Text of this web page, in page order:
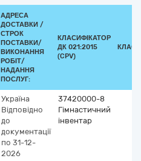
АДРЕСА
ДОСТАВКИ /
СТРОК
ПОСТАВКИ/
ВИКОНАННЯ
РОБІТ/
НАДАННЯ
ПОСЛУГ:
КЛАСИФІКАТОР
ДК 021:2015
(CPV)
Україна
Відповідно
до
документації
по 31-12-
2026
37420000-8
Гімнастичний
інвентар